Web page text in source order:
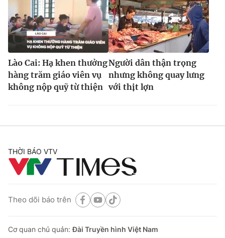
Lào Cai: Hạ khen thưởng
hàng trăm giáo viên vụ
không nộp quỹ từ thiện
Người dân thận trọng
nhưng không quay lưng
với thịt lợn
THỜI BÁO VTV
Theo dõi báo trên
Cơ quan chủ quản:Đài Truyền hình Việt Nam